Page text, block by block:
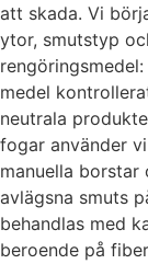
att skada. Vi
ytor, smutstyp
medel
neutrala
fogar använder
manuella
avlägsna smuts
behandlas med
beroende på